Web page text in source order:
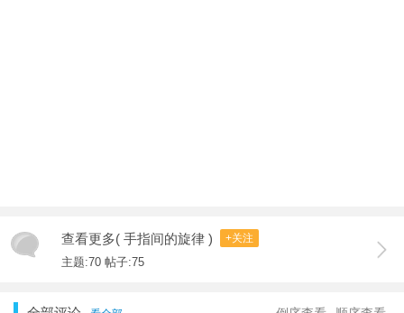
查看更多( 手指间的旋律 ) +关注
主题:70 帖子:75